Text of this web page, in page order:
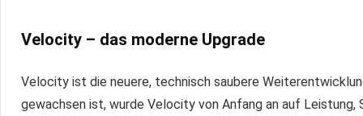
Velocity – das moderne Upgrade
Velocity ist die neuere, technisch saubere
gewachsen ist, wurde Velocity von Anfang an auf